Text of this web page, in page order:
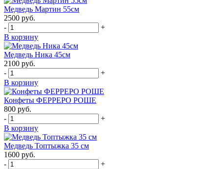
Медведь Мартин 55см
2500 руб.
-
+
В корзину
Медведь Ника 45см
2100 руб.
-
+
В корзину
Конфеты ФЕРРЕРО РОШЕ
800 руб.
-
+
В корзину
Медведь Топтыжка 35 см
1600 руб.
-
+